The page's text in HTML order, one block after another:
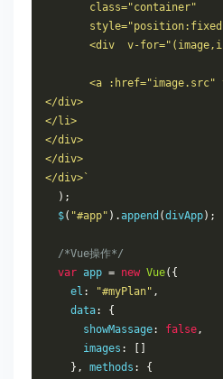
       class="container"
<div  v-
<a :href="image.src"
</div>
</li>
</div>
</div>
</div>`
);
  $
( "#app" ).append (divApp);
/*Vue操作*/
var app = new Vue({
    el
: "#myPlan" ,
    data
:
{
      showMassage
: false,
      images
:
},
methods :
{